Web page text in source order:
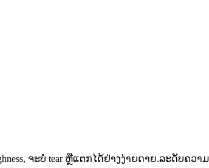
ຈະບໍ່ tear ຫຼືແຕກໄດ້ຢ່າງງ່າຍດາຍ.ລະດັບ